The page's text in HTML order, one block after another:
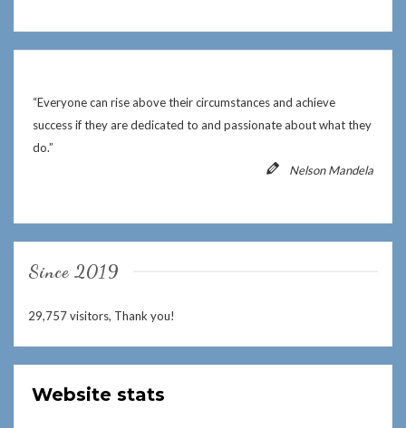
“Everyone can rise above their circumstances and achieve
success if they are dedicated to and passionate about what they
do.”
Nelson Mandela
Since 2019
29,757 visitors, Thank you!
Website stats